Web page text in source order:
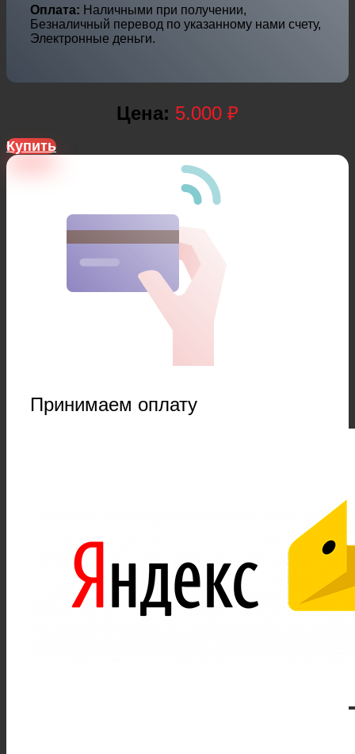
Оплата: Наличными при получении,
Безналичный перевод по указанному нами счету,
Электронные деньги.
Цена: 5.000 ₽
Купить
Принимаем оплату